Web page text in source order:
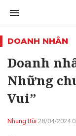
DOANH NHÂN
Doanh
Những
Vui”
Nhung Bùi 28/04/2024